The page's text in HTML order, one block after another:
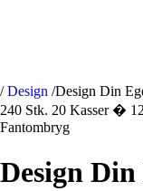
/ Design /Design Din
240 Stk. 20 Kasser �
Fantombryg
Design